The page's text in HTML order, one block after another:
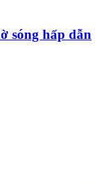
sóng hấp dẫn